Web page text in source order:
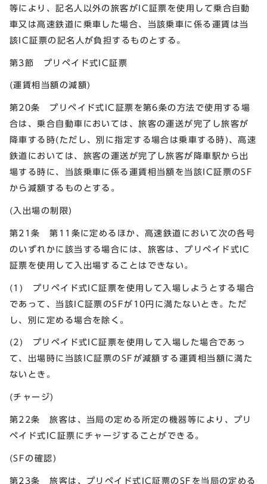
等により、記名人以外の旅客がIC証票を使用して乗合自動
車又は高速鉄道に乗車した場合、当該乗車に係る運賃は当
該IC証票の記名人が負担するものとする。
第3節 プリペイド式IC証票
(運賃相当額の減額)
第20条 プリペイド式IC証票を第6条の方法で使用する場
合は、乗合自動車においては、旅客の運送が完了し旅客が
降車する時(ただし、別に指定する場合は乗車する時)、高速
鉄道においては、旅客の運送が完了し旅客が降車駅から出
場する時に、当該乗車に係る運賃相当額を当該IC証票のSF
から減額するものとする。
(入出場の制限)
第21条 第11条に定めるほか、高速鉄道において次の各号
のいずれかに該当する場合には、旅客は、プリペイド式IC
証票を使用して入出場することはできない。
(1) プリペイド式IC証票を使用して入場しようとする場合
であって、当該IC証票のSFが10円に満たないとき。ただ
し、別に定める場合を除く。
(2) プリペイド式IC証票を使用して入場した場合であっ
て、出場時に当該IC証票のSFが減額する運賃相当額に満た
ないとき。
(チャージ)
第22条 旅客は、当局の定める所定の機器等により、プリ
ペイド式IC証票にチャージすることができる。
(SFの確認)
第23条 旅客は、プリペイド式IC証票のSFを当局の定める